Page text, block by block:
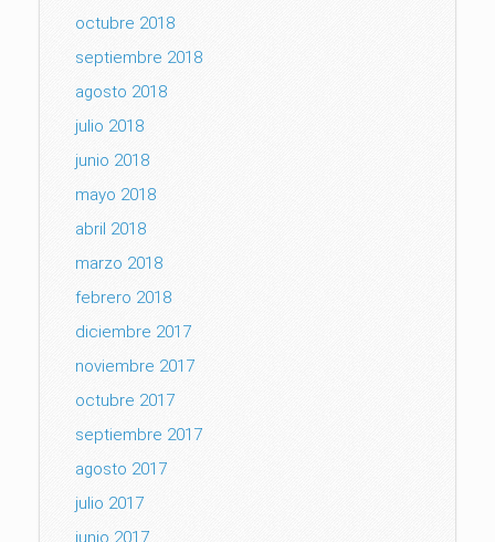
octubre 2018
septiembre 2018
agosto 2018
julio 2018
junio 2018
mayo 2018
abril 2018
marzo 2018
febrero 2018
diciembre 2017
noviembre 2017
octubre 2017
septiembre 2017
agosto 2017
julio 2017
junio 2017